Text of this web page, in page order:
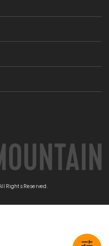
Rights Reserved.